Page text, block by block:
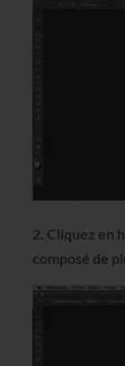
2. Cliquez en
composé de